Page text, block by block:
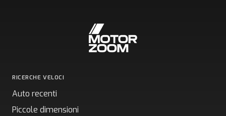
RICERCHE VELOCI
Auto recenti
Piccole dimensioni